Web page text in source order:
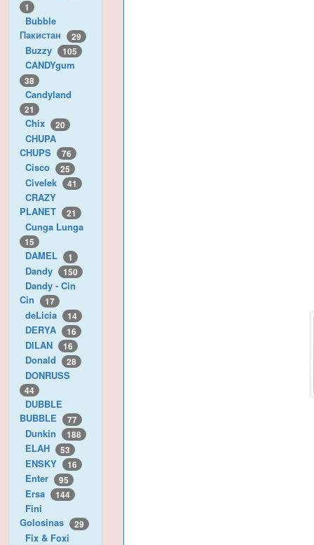
1
Bubble
Пакистан
29
Buzzy 105
CANDYgum
38
Candyland
21
Chix 20
CHUPA
CHUPS
76
Cisco 25
Civelek 41
CRAZY
PLANET
21
Cunga Lunga
15
DAMEL 1
Dandy 150
Dandy - Cin
Cin
17
deLicia 14
DERYA 16
DILAN 16
Donald 28
DONRUSS
44
DUBBLE
BUBBLE
77
Dunkin 188
ELAH 53
ENSKY 16
Enter 95
Ersa 144
Fini
Golosinas
29
Fix & Foxi